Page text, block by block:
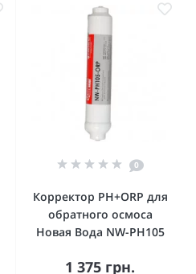
0
Корректор PH+ORP для
обратного осмоса
Новая Вода NW-PH105
1 375 грн.